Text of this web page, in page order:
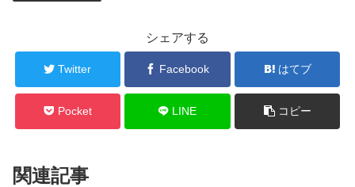
シェアする
Twitter Facebook はてブ
Pocket LINE コピー
関連記事